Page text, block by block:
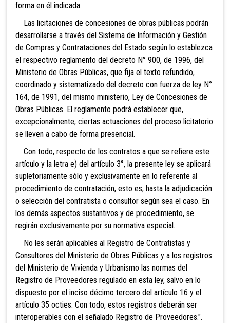
forma en él indicada.
Las licitaciones de concesiones de obras públicas podrán
desarrollarse a través del Sistema de Información y Gestión
de Compras y Contrataciones del Estado según lo establezca
el respectivo reglamento del decreto N° 900, de 1996, del
Ministerio de Obras Públicas, que fija el texto refundido,
coordinado y sistematizado del decreto con fuerza de ley N°
164, de 1991, del mismo ministerio, Ley de Concesiones de
Obras Públicas. El reglamento podrá establecer que,
excepcionalmente, ciertas actuaciones del proceso licitatorio
se lleven a cabo de forma presencial.
Con todo, respecto de los contratos a que se refiere este
artículo y la letra e) del artículo 3°, la presente ley se aplicará
supletoriamente sólo y exclusivamente en lo referente al
procedimiento de contratación, esto es, hasta la adjudicación
o selección del contratista o consultor según sea el caso. En
los demás aspectos sustantivos y de procedimiento, se
regirán exclusivamente por su normativa especial.
No les serán aplicables al Registro de Contratistas y
Consultores del Ministerio de Obras Públicas y a los registros
del Ministerio de Vivienda y Urbanismo las normas del
Registro de Proveedores regulado en esta ley, salvo en lo
dispuesto por el inciso décimo tercero del artículo 16 y el
artículo 35 octies. Con todo, estos registros deberán ser
interoperables con el señalado Registro de Proveedores.".